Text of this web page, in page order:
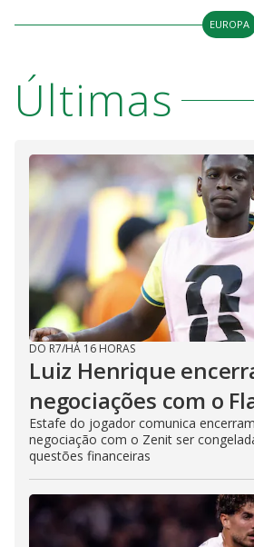
EUROPA
Últimas
DO R7/HÁ 16 HORAS
Luiz Henrique
negociações com o
Estafe do jogador comunica
negociação com o Zenit ser
questões financeiras